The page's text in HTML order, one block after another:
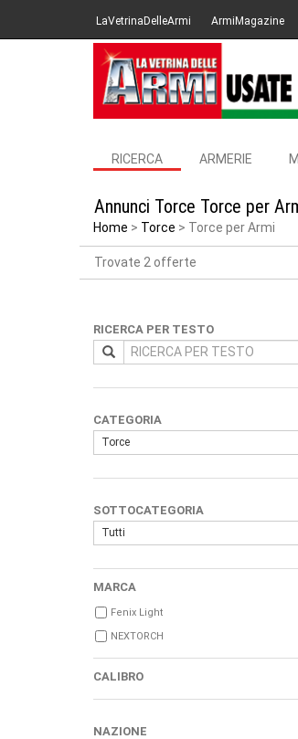
LaVetrinaDelleArmi ArmiMagazine
RICERCA ARMERIE
Annunci Torce Torce per
Home Torce Torce per Armi
Trovate 2 offerte
RICERCA PER TESTO
CATEGORIA
Torce
SOTTOCATEGORIA
Tutti
MARCA
Fenix Light
NEXTORCH
CALIBRO
NAZIONE